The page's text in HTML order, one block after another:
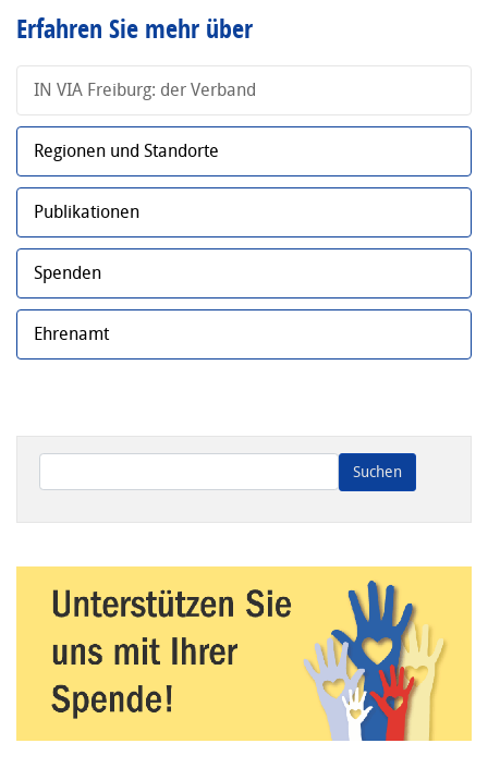
Erfahren Sie mehr über
IN VIA Freiburg: der Verband
Regionen und Standorte
Publikationen
Spenden
Ehrenamt
Wenn die Ergebnisse der automatischen Vervollständigung